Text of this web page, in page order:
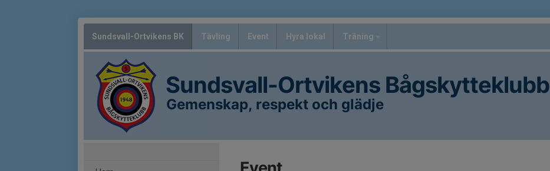
Sundsvall-Ortvikens BK Tävling Event Hyra lokal Träning
Sundsvall-Ortvikens Bågskytteklubb
Gemenskap, respekt och glädje